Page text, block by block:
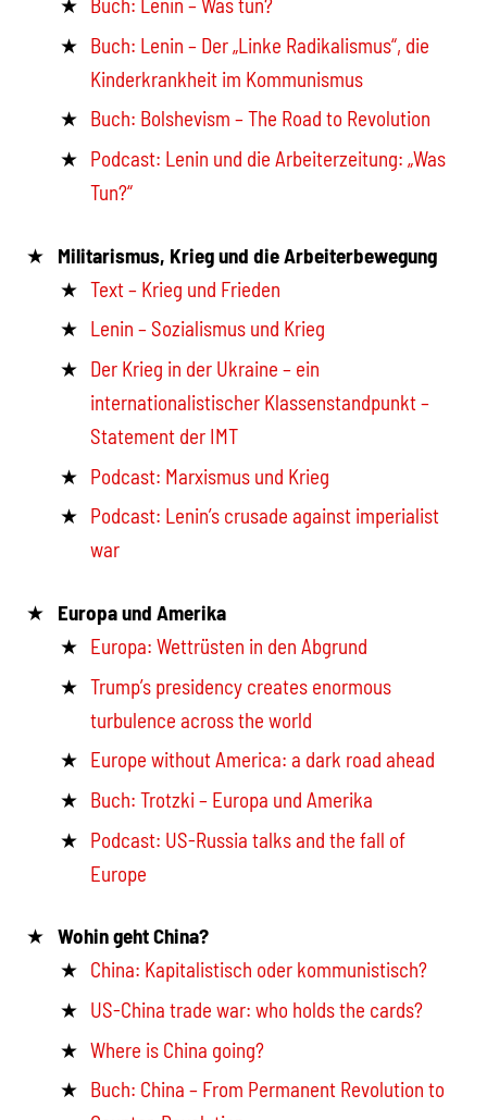
Buch: Lenin – Der „Linke Radikalismus“, die
Kinderkrankheit im Kommunismus
Buch: Bolshevism – The Road to Revolution
Podcast: Lenin und die Arbeiterzeitung: „Was
Tun?“
Militarismus, Krieg und die Arbeiterbewegung
Text – Krieg und Frieden
Lenin – Sozialismus und Krieg
Der Krieg in der Ukraine – ein
internationalistischer Klassenstandpunkt –
Statement der IMT
Podcast: Marxismus und Krieg
Podcast: Lenin’s crusade against imperialist
war
Europa und Amerika
Europa: Wettrüsten in den Abgrund
Trump’s presidency creates enormous
turbulence across the world
Europe without America: a dark road ahead
Buch: Trotzki – Europa und Amerika
Podcast: US-Russia talks and the fall of
Europe
Wohin geht China?
China: Kapitalistisch oder kommunistisch?
US-China trade war: who holds the cards?
Where is China going?
Buch: China – From Permanent Revolution to